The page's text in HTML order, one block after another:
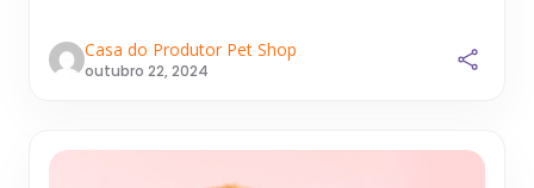
Casa do Produtor Pet Shop
outubro 22, 2024